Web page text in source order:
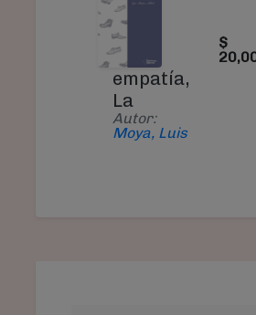
empatía,
La
Autor:
Moya, Luis
$